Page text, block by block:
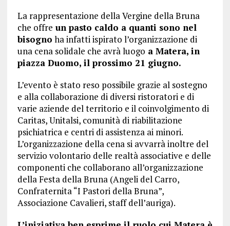
La rappresentazione della Vergine della Bruna
che offre un pasto caldo a quanti sono nel
bisogno ha infatti ispirato l’organizzazione di
una cena solidale che avrà luogo a Matera, in
piazza Duomo, il prossimo 21 giugno.
L’evento è stato reso possibile grazie al sostegno
e alla collaborazione di diversi ristoratori e di
varie aziende del territorio e il coinvolgimento di
Caritas, Unitalsi, comunità di riabilitazione
psichiatrica e centri di assistenza ai minori.
L’organizzazione della cena si avvarrà inoltre del
servizio volontario delle realtà associative e delle
componenti che collaborano all’organizzazione
della Festa della Bruna (Angeli del Carro,
Confraternita “I Pastori della Bruna”,
Associazione Cavalieri, staff dell’auriga).